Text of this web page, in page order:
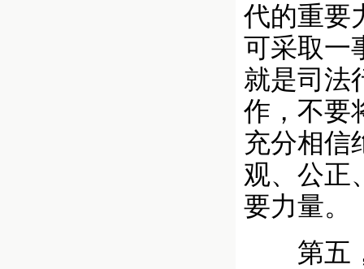
代的重要
可采取一
就是司法
作，不要
充分相信
观、公正
要力量。
第五，